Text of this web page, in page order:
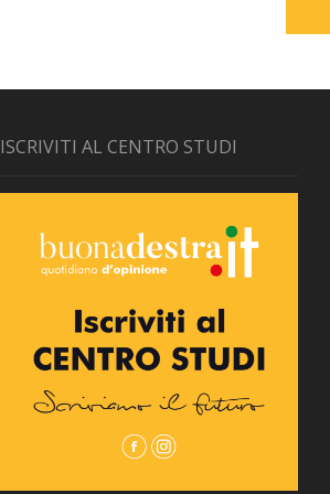
ISCRIVITI AL CENTRO STUDI